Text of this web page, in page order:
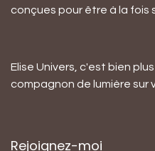
conçues pour être à la fois
Elise Univers, c'est bien
compagnon de lumière sur
Rejoignez-moi